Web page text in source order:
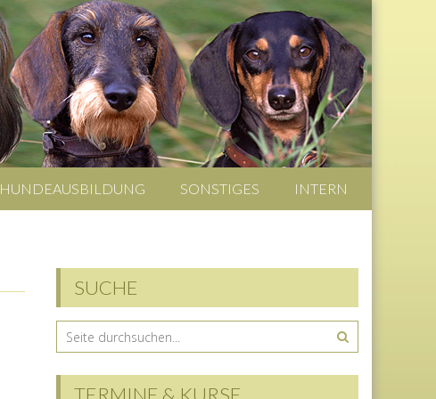
HUNDEAUSBILDUNG SONSTIGES INTERN
SUCHE
TERMINE & KURSE